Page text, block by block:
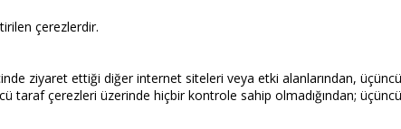
çerezlerdir.
ziyaret ettiği diğer internet siteleri veya etki alanlarından,
taraf çerezleri üzerinde hiçbir kontrole sahip olmadığından;